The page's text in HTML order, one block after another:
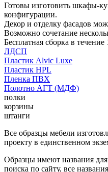
Готовы изготовить шкафы-
конфигурации.
Декор и отделку фасадов
Возможно сочетание
Бесплатная сборка в
ЛДСП
Пластик Alvic Luxe
Пластик HPL
Пленка ПВХ
Полотно АГТ (МДФ)
полки
корзины
штанги
Все образцы мебели
проекту в единственном
Образцы имеют названия
поиска по сайту, все